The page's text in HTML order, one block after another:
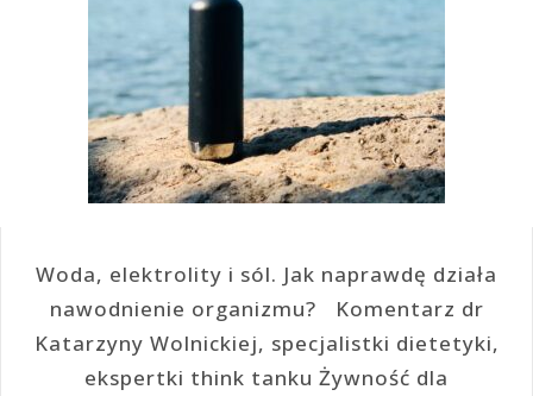
Woda, elektrolity i sól. Jak naprawdę działa
nawodnienie organizmu? Komentarz dr
Katarzyny Wolnickiej, specjalistki dietetyki,
ekspertki think tanku Żywność dla